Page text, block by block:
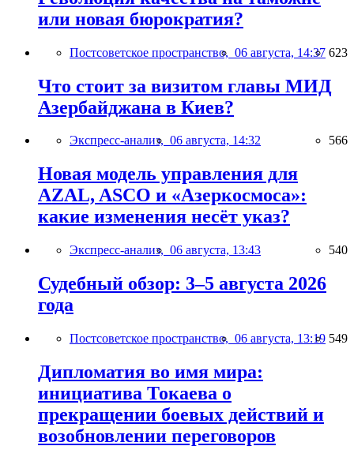
или новая бюрократия?
Постсоветское пространство, 06 августа, 14:37 623
Что стоит за визитом главы МИД
Азербайджана в Киев?
Экспресс-анализ, 06 августа, 14:32 566
Новая модель управления для
AZAL, ASCO и «Азеркосмоса»:
какие изменения несёт указ?
Экспресс-анализ, 06 августа, 13:43 540
Судебный обзор: 3–5 августа 2026
года
Постсоветское пространство, 06 августа, 13:19 549
Дипломатия во имя мира:
инициатива Токаева о
прекращении боевых действий и
возобновлении переговоров